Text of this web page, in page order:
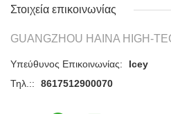
Στοιχεία επικοινωνίας
GUANGZHOU HAINA HIGH-
Υπεύθυνος Επικοινωνίας:
Icey
Τηλ.::
8617512900070